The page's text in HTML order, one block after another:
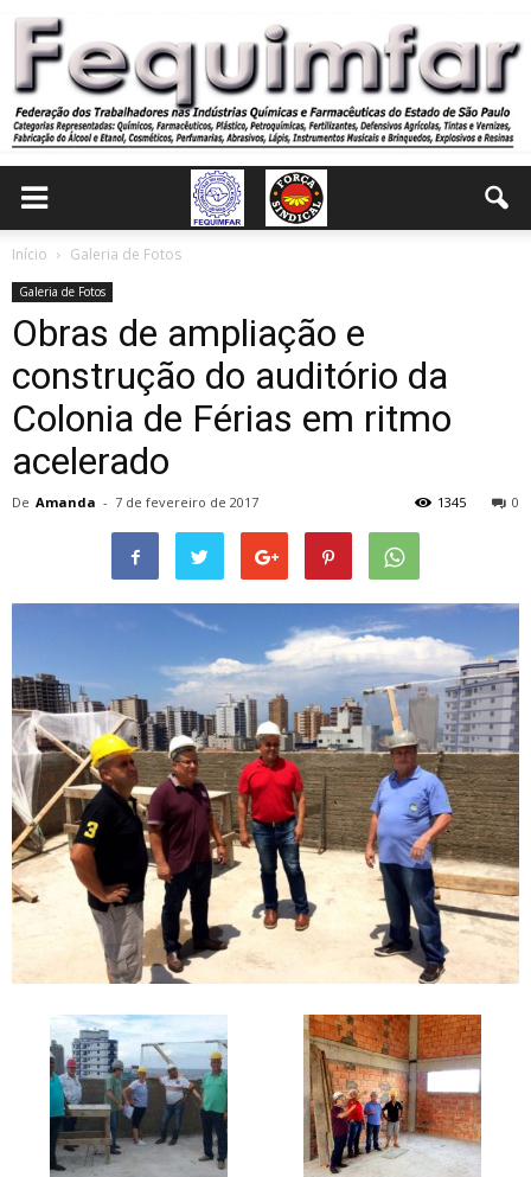
Início Galeria de Fotos
Galeria de Fotos
Obras de ampliação e
construção do auditório da
Colonia de Férias em ritmo
acelerado
De Amanda - 7 de fevereiro de 2017 0
1345